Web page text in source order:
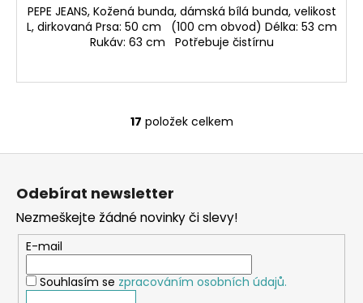
PEPE JEANS, Kožená bunda, dámská bílá bunda, velikost
L, dirkovaná Prsa: 50 cm (100 cm obvod) Délka: 53 cm
Rukáv: 63 cm Potřebuje čistírnu
O
v
a
c
í
p
r
17 položek celkem
Odebírat newsletter
Nezmeškejte žádné novinky či slevy!
E-mail
Souhlasím se zpracováním osobních údajů.